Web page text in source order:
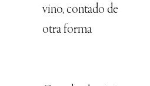
vino, contado de
otra forma